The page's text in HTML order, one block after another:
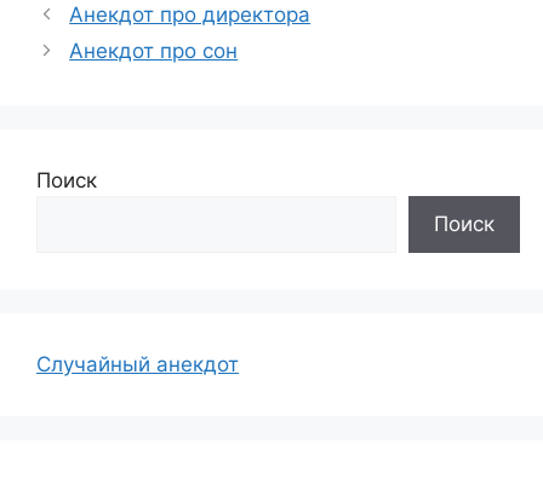
Анекдот про директора
Анекдот про сон
Поиск
Поиск
Случайный анекдот